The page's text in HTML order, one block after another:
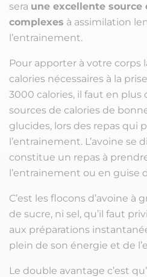
sera une excellente source
complexes à assimilation
l’entrainement.
Pour apporter à votre corps
calories nécessaires à la
3000 calories, il faut en plus
sources de calories de
glucides, lors des repas qui
l’entrainement. L’avoine
constitue un repas à
l’entrainement ou en guise
C’est les flocons d’avoine à
de sucre, ni sel, qu’il faut
aux préparations
plein de son énergie et de
Le double avantage c’est